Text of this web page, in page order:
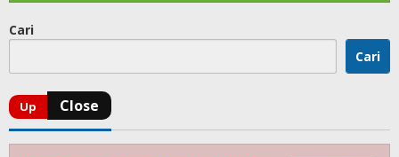
Cari
Cari